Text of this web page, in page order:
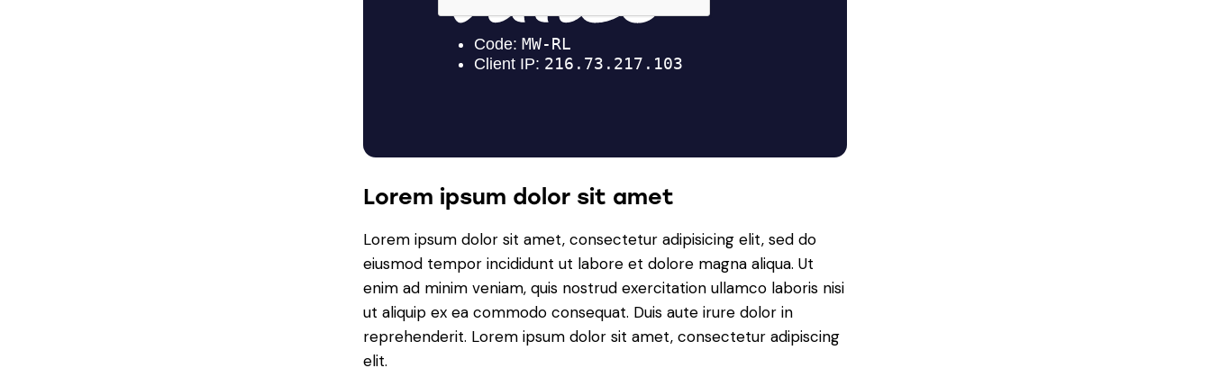
Lorem ipsum dolor sit amet
Lorem ipsum dolor sit amet, consectetur adipisicing elit, sed do
eiusmod tempor incididunt ut labore et dolore magna aliqua. Ut
enim ad minim veniam, quis nostrud exercitation ullamco laboris nisi
ut aliquip ex ea commodo consequat. Duis aute irure dolor in
reprehenderit. Lorem ipsum dolor sit amet, consectetur adipiscing
elit.